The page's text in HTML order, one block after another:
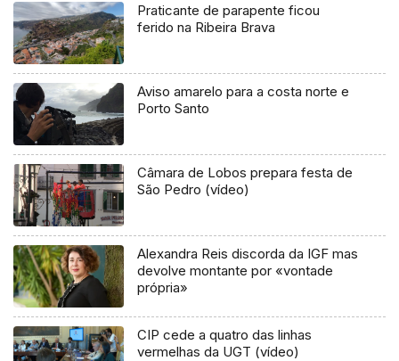
Praticante de parapente ficou
ferido na Ribeira Brava
Aviso amarelo para a costa norte e
Porto Santo
Câmara de Lobos prepara festa de
São Pedro (vídeo)
Alexandra Reis discorda da IGF mas
devolve montante por «vontade
própria»
CIP cede a quatro das linhas
vermelhas da UGT (vídeo)